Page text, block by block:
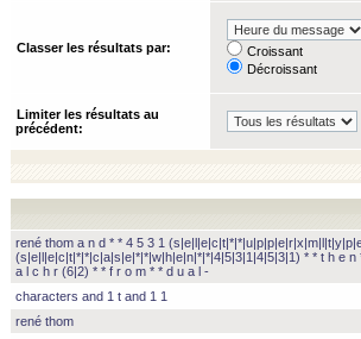
Classer les résultats par:
Croissant
Décroissant
Limiter les résultats au
précédent:
rené thom a n d * * 4 5 3 1
(s|e|l|e|c|t|*|*|c|a|s|e|*|*|w|h|e|n|*|*|4|5|3|1|4|5|3|1) * * t h e n
a l c h r (6|2) * * f r o m * * d u a l -
characters and 1 t and 1 1
rené thom